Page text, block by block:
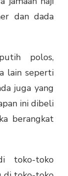
dan dada
polos,
lain seperti
juga yang
ini dibeli
berangkat
toko-toko